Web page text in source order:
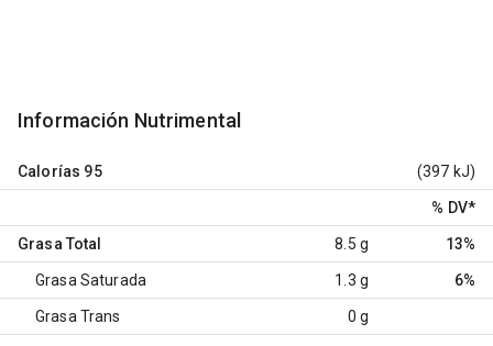
Información Nutrimental
Calorías 95 (397 kJ)
% DV*
Grasa Total 8.5 g 13%
Grasa Saturada 1.3 g 6%
Grasa Trans 0 g